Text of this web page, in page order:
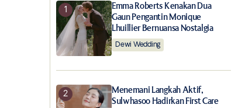
Emma Roberts Kenakan Dua
Gaun Pengantin Monique
Lhuillier Bernuansa Nostalgia
Dewi Wedding
Menemani Langkah Aktif,
Sulwhasoo Hadirkan First Care